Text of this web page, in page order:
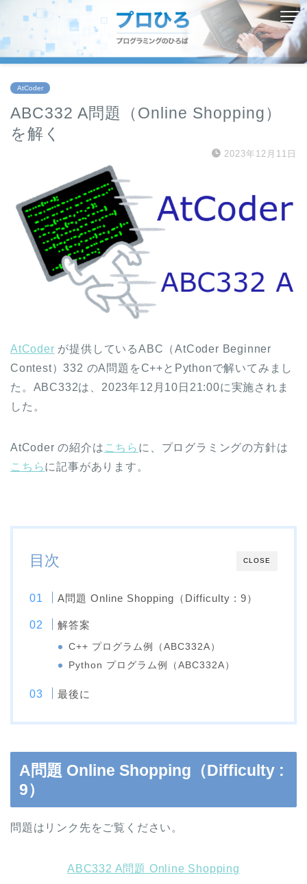
AtCoder
ABC332 A問題（Online Shopping）
を解く
2023年12月11日
AtCoder が提供しているABC（AtCoder Beginner
Contest）332 のA問題をC++とPythonで解いてみまし
た。ABC332は、2023年12月10日21:00に実施されま
した。
AtCoder の紹介は こちら に、プログラミングの方針は
こちらに記事があります。
CLOSE
目次
A問題 Online Shopping（Difficulty : 9）
解答案
C++ プログラム例（ABC332A）
Python プログラム例（ABC332A）
最後に
A問題 Online Shopping（Difficulty :
9）
問題はリンク先をご覧ください。
ABC332 A問題 Online Shopping